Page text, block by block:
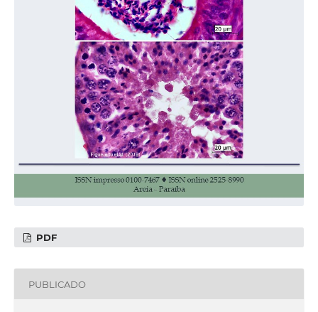
PDF
PUBLICADO